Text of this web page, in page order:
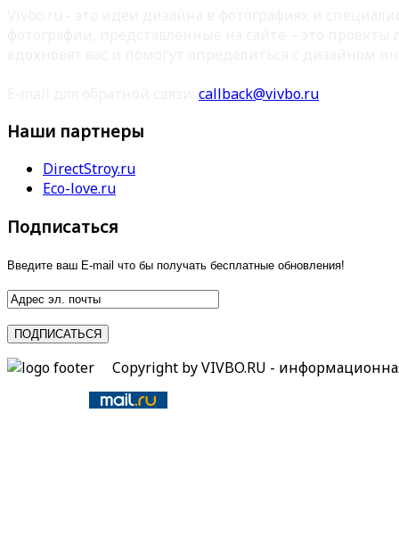
callback@vivbo.ru
Наши партнеры
DirectStroy.ru
Eco-love.ru
Подписаться
Введите ваш E-mail что бы получать бесплатные обновления!
Copyright by VIVBO.RU -